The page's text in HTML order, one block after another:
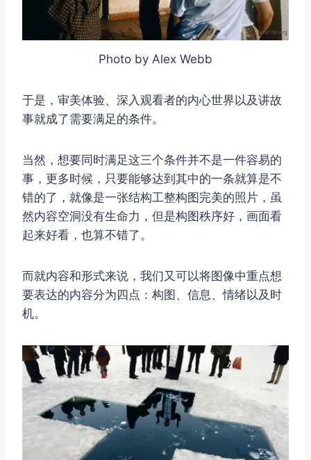
Photo by Alex Webb
于是，审美体验、深入观看者的内心世界以及讲故
事就成了需要满足的条件。
当然，想要同时满足这三个条件并不是一件容易的
事，更多时候，只要能够达到其中的一条就算是不
错的了，就像是一张结构工整构图完美的照片，虽
然内容空洞没有生命力，但是构图秩序好，画面看
起来好看，也算不错了。
而就内容和形式来说，我们又可以将图像中重点想
要表达的内容分为四点：构图、信息、情绪以及时
机。